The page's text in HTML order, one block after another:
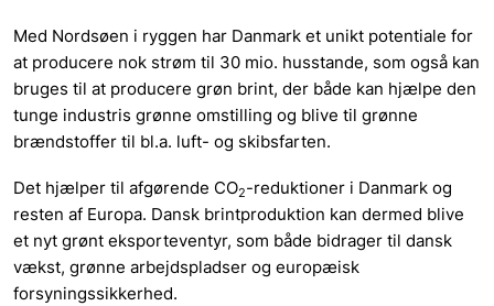
Med Nordsøen i ryggen har Danmark et unikt potentiale for
at producere nok strøm til 30 mio. husstande, som også kan
bruges til at producere grøn brint, der både kan hjælpe den
tunge industris grønne omstilling og blive til grønne
brændstoffer til bl.a. luft- og skibsfarten.
Det hjælper til afgørende CO2-reduktioner i Danmark og
resten af Europa. Dansk brintproduktion kan dermed blive
et nyt grønt eksporteventyr, som både bidrager til dansk
vækst, grønne arbejdspladser og europæisk
forsyningssikkerhed.